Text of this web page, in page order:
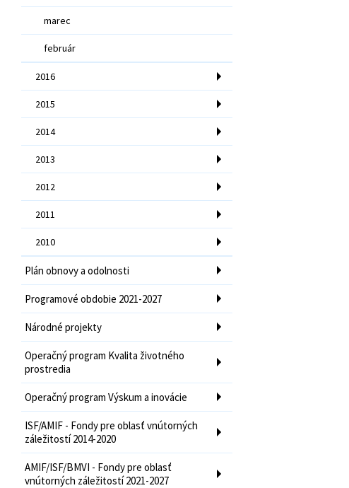
marec
február
2016
2015
2014
2013
2012
2011
2010
Plán obnovy a odolnosti
Programové obdobie 2021-2027
Národné projekty
Operačný program Kvalita životného
prostredia
Operačný program Výskum a inovácie
ISF/AMIF - Fondy pre oblasť vnútorných
záležitostí 2014-2020
AMIF/ISF/BMVI - Fondy pre oblasť
vnútorných záležitostí 2021-2027